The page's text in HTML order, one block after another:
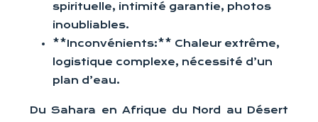
spirituelle, intimité garantie, photos
inoubliables.
**Inconvénients:** Chaleur extrême,
logistique complexe, nécessité d’un
plan d’eau.
Du Sahara en Afrique du Nord au Désert